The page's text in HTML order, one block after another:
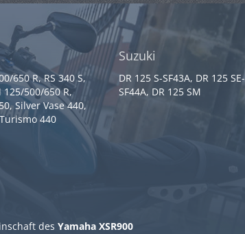
650 R, RS 340 S,
125/500/650 R,
Silver Vase 440,
440
Suzuki
DR 125 S-SF43A, DR 125 SE-
SF44A, DR 125 SM
des Yamaha XSR900